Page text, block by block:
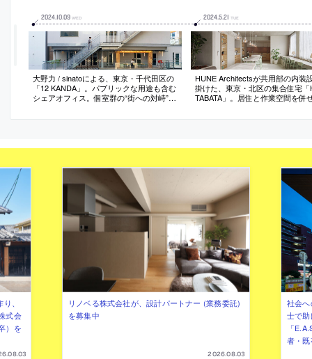
2024.10.09 WED
大野力 / sinatoによる、東京・千代田区の
「12 KANDA」。パブリックな用途も含む
シェアオフィス。個室群の“街への対峙”も
ーと繋げて“日常動線”にする構成を考案。
2024.5.21 TUE
HUNE Architectsが共用部の内装
掛けた、東京・北区の集合住宅「
TABATA」。居住と作業空間を併
して、箇所毎に異なる役割を果た
な質感も与える
、
式会
）を
リノベる株式会社が、設計パートナー (業務委託)
を募集中
2026.08.03
社会
士で
「
者・